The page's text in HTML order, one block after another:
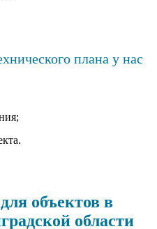
плана у нас
объектов в
области